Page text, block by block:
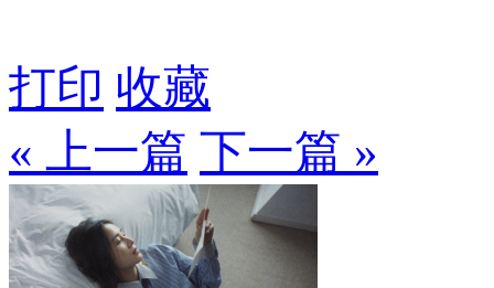
打印 收藏
« 上一篇 下一篇 »